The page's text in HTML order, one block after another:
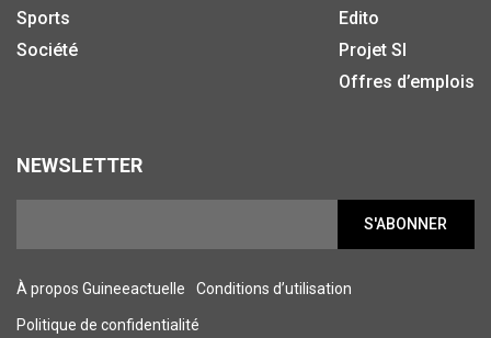
Sports
Société
Edito
Projet SI
Offres d’emplois
NEWSLETTER
S'ABONNER
À propos Guineeactuelle Conditions d’utilisation
Politique de confidentialité